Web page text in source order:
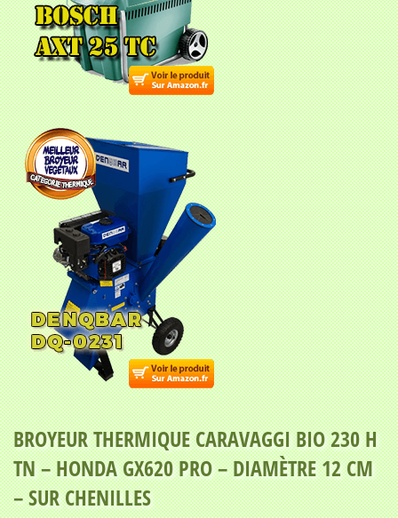
BROYEUR THERMIQUE CARAVAGGI BIO 230 H
TN – HONDA GX620 PRO – DIAMÈTRE 12 CM
– SUR CHENILLES